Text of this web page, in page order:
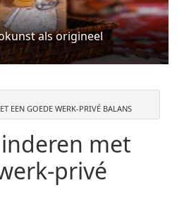
als origineel
EEN GOEDE WERK-PRIVÉ BALANS
met
privé